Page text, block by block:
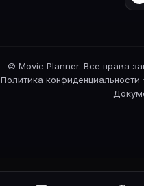
© Movie Planner. Все права
Политика конфиденциальности ·